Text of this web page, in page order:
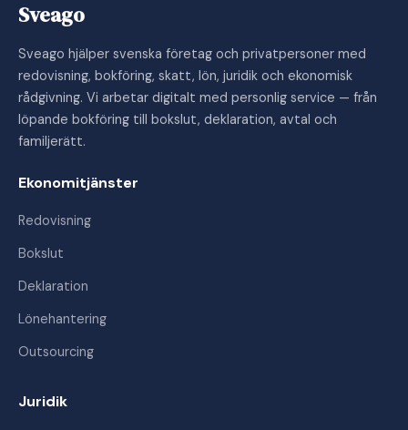
Sveago
Sveago hjälper svenska företag och privatpersoner med
redovisning, bokföring, skatt, lön, juridik och ekonomisk
rådgivning. Vi arbetar digitalt med personlig service — från
löpande bokföring till bokslut, deklaration, avtal och
familjerätt.
Ekonomitjänster
Redovisning
Bokslut
Deklaration
Lönehantering
Outsourcing
Juridik